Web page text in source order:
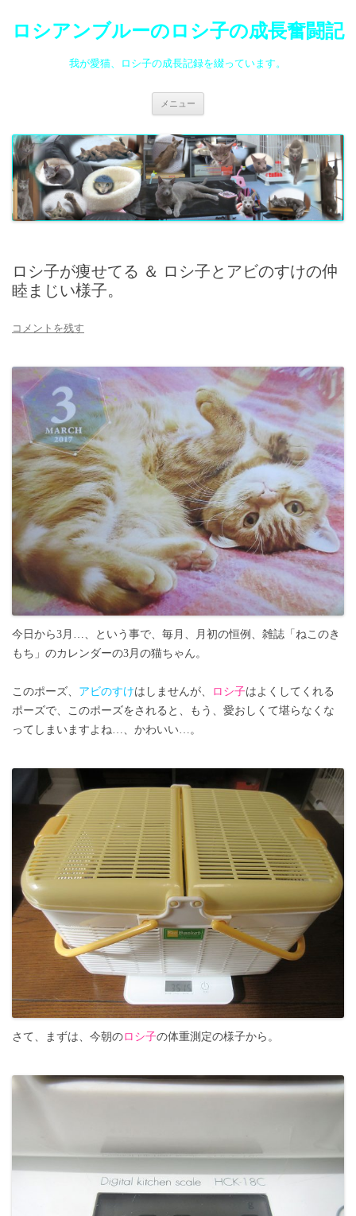
ロシアンブルーのロシ子の成長奮闘記
我が愛猫、ロシ子の成長記録を綴っています。
メニュー
ツ
へ
ス
キ
ッ
プ
ロシ子が痩せてる ＆ ロシ子とアビのすけの仲
睦まじい様子。
コメントを残す
今日から3月…、という事で、毎月、月初の恒例、雑誌「ねこのき
もち」のカレンダーの3月の猫ちゃん。
このポーズ、 アビのすけはしませんが、 ロシ子はよくしてくれる
ポーズで、このポーズをされると、もう、愛おしくて堪らなくな
ってしまいますよね…、かわいい…。
さて、まずは、今朝のロシ子の体重測定の様子から。